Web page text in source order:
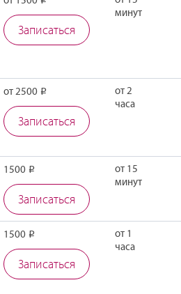
Записаться
минут
от 2500 Р
Записаться
от 2
часа
1500 Р
Записаться
от 15
минут
1500 Р
Записаться
от 1
часа